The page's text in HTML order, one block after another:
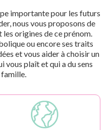
importante pour les futurs
nous vous proposons de
origines de ce prénom.
ou encore ses traits
et vous aider à choisir un
vous plaît et qui a du sens